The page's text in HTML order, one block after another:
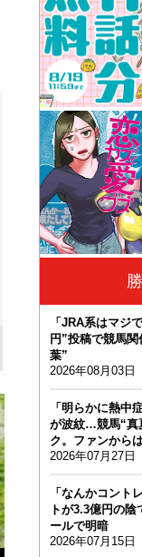
「JRA系はマジ
円”投稿で競馬
葉”
2026年08月03日
「明らかに熱中
が波紋…競馬“真
ク。ファンから
2026年07月27日
「なんかコント
トが3.3億円の
ールで明暗
2026年07月15日